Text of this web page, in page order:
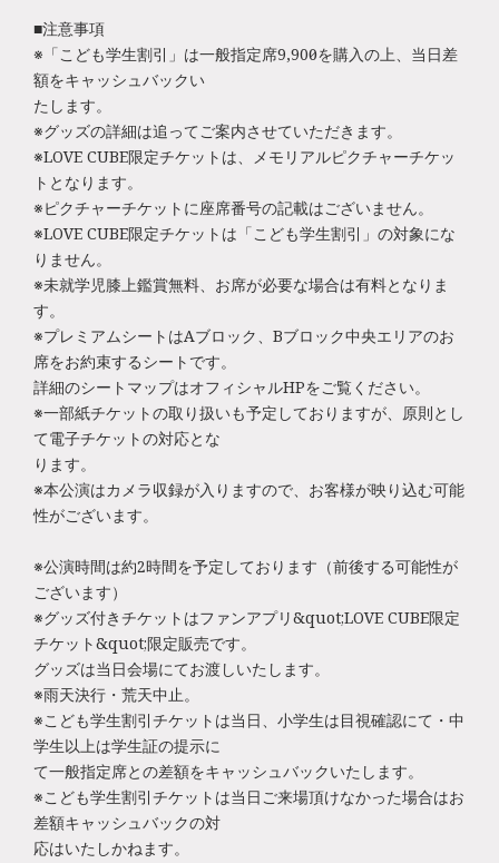
■注意事項
※「こども学生割引」は一般指定席9,900円を購入の上、当日差
額をキャッシュバックい
たします。
※グッズの詳細は追ってご案内させていただきます。
※LOVE CUBE限定チケットは、メモリアルピクチャーチケッ
トとなります。
※ピクチャーチケットに座席番号の記載はございません。
※LOVE CUBE限定チケットは「こども学生割引」の対象にな
りません。
※未就学児膝上鑑賞無料、お席が必要な場合は有料となりま
す。
※プレミアムシートはAブロック、Bブロック中央エリアのお
席をお約束するシートです。
詳細のシートマップはオフィシャルHPをご覧ください。
※一部紙チケットの取り扱いも予定しておりますが、原則とし
て電子チケットの対応とな
ります。
※本公演はカメラ収録が入りますので、お客様が映り込む可能
性がございます。
※公演時間は約2時間を予定しております（前後する可能性が
ございます）
※グッズ付きチケットはファンアプリ&quot;LOVE CUBE限定
チケット&quot;限定販売です。
グッズは当日会場にてお渡しいたします。
※雨天決行・荒天中止。
※こども学生割引チケットは当日、小学生は目視確認にて・中
学生以上は学生証の提示に
て一般指定席との差額をキャッシュバックいたします。
※こども学生割引チケットは当日ご来場頂けなかった場合はお
差額キャッシュバックの対
応はいたしかねます。